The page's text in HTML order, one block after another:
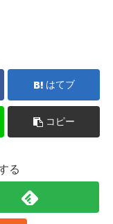
はてブ
コピー
る